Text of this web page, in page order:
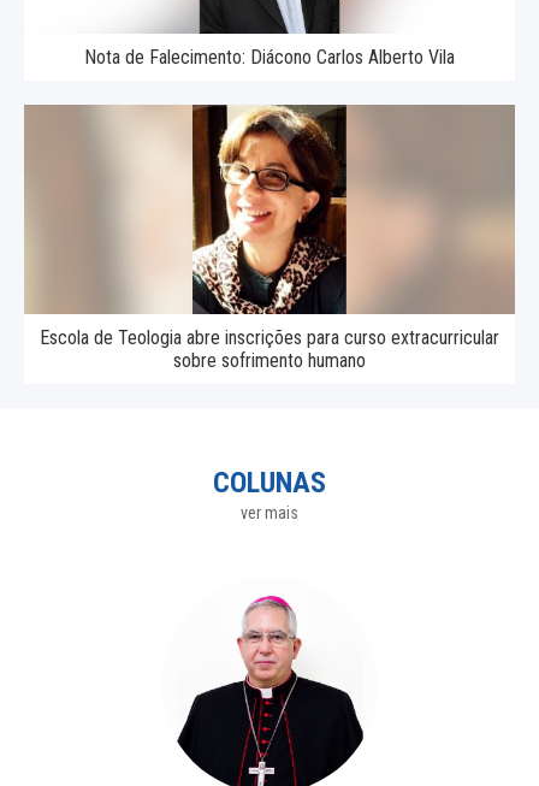
Nota de Falecimento: Diácono Carlos Alberto Vila
Escola de Teologia abre inscrições para curso extracurricular
sobre sofrimento humano
COLUNAS
ver mais